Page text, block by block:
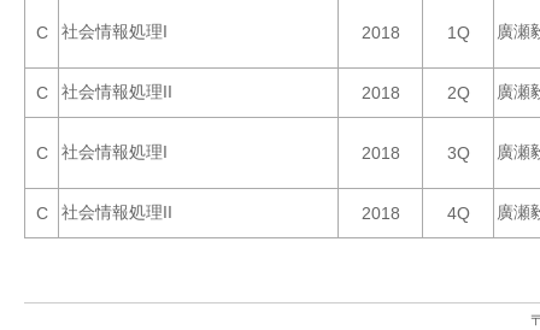
C 社会情報処理I 2018 1Q 廣瀬
C 社会情報処理II 2018 2Q 廣瀬
C 社会情報処理I 2018 3Q 廣瀬
C 社会情報処理II 2018 4Q 廣瀬